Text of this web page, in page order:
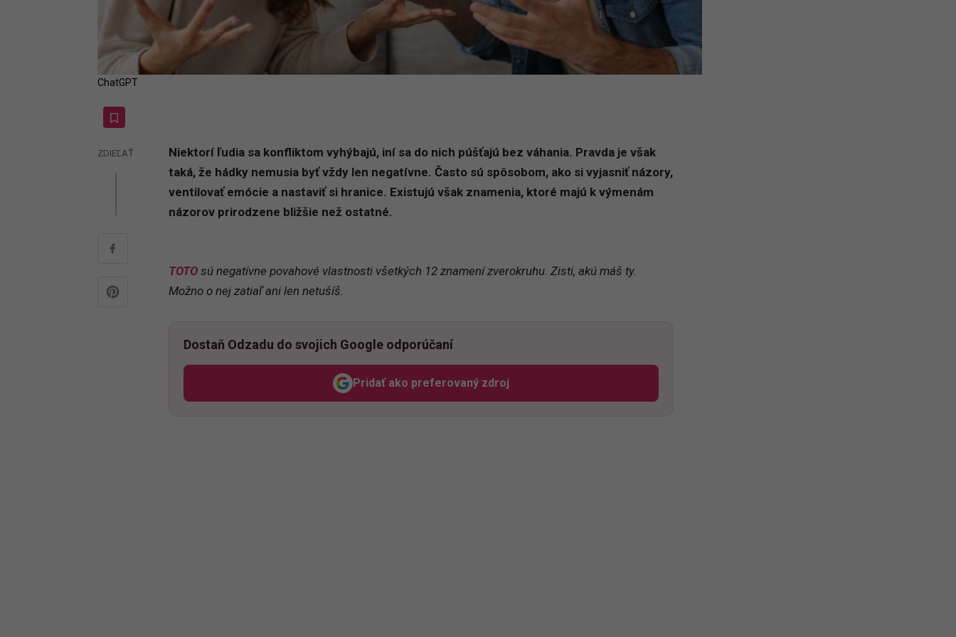
ChatGPT
ZDIEĽAŤ
Niektorí ľudia sa konfliktom vyhýbajú, iní sa do nich púšťajú bez váhania. Pravda je však
taká, že hádky nemusia byť vždy len negatívne. Často sú spôsobom, ako si vyjasniť názory,
ventilovať emócie a nastaviť si hranice. Existujú však znamenia, ktoré majú k výmenám
názorov prirodzene bližšie než ostatné.
TOTO sú negatívne povahové vlastnosti všetkých 12 znamení zverokruhu. Zisti, akú máš ty.
Možno o nej zatiaľ ani len netušíš.
Dostaň Odzadu do svojich Google odporúčaní
Pridať ako preferovaný zdroj
Odzadu, odkaz sa otvorí v novom okne